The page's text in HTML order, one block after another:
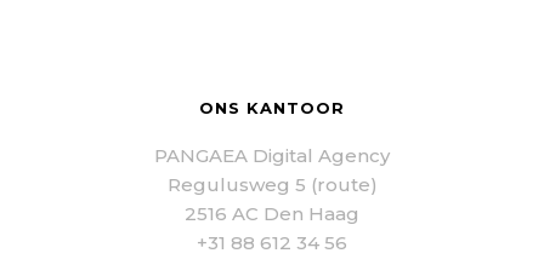
ONS KANTOOR
PANGAEA Digital Agency
Regulusweg 5 (route)
2516 AC Den Haag
+31 88 612 34 56